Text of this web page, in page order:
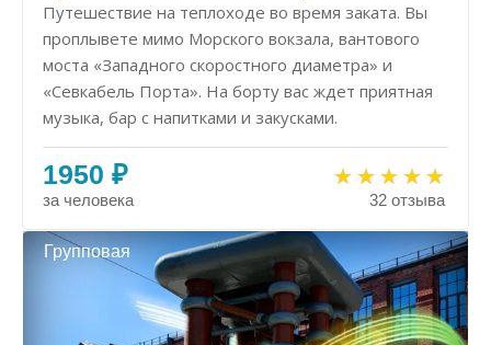
Путешествие на теплоходе во время заката. Вы
проплывете мимо Морского вокзала, вантового
моста «Западного скоростного диаметра» и
«Севкабель Порта». На борту вас ждет приятная
музыка, бар с напитками и закусками.
1950 ₽
за человека 32 отзыва
Групповая